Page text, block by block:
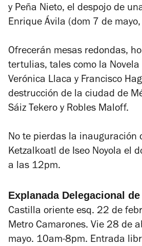
y Peña Nieto, el despojo de
Enrique Ávila (dom 7 de
Ofrecerán mesas redondas,
tertulias, tales como la
Verónica Llaca y Francisco
destrucción de la ciudad de
Sáiz Tekero y Robles Maloff.
No te pierdas la inauguración
Ketzalkoatl de Iseo Noyola el
a las 12pm.
Explanada Delegacional
Castilla oriente esq. 22 de
Metro Camarones. Vie 28 de
mayo. 10am-8pm. Entrada